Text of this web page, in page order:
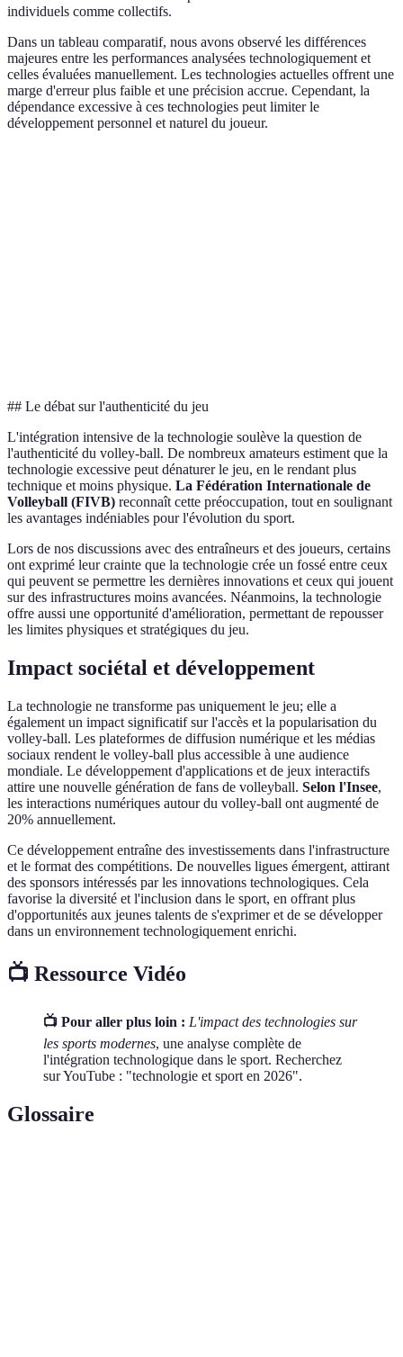
individuels comme collectifs.
Dans un tableau comparatif, nous avons observé les différences
majeures entre les performances analysées technologiquement et
celles évaluées manuellement. Les technologies actuelles offrent une
marge d'erreur plus faible et une précision accrue. Cependant, la
dépendance excessive à ces technologies peut limiter le
développement personnel et naturel du joueur.
## Le débat sur l'authenticité du jeu
L'intégration intensive de la technologie soulève la question de
l'authenticité du volley-ball. De nombreux amateurs estiment que la
technologie excessive peut dénaturer le jeu, en le rendant plus
technique et moins physique. La Fédération Internationale de
Volleyball (FIVB) reconnaît cette préoccupation, tout en soulignant
les avantages indéniables pour l'évolution du sport.
Lors de nos discussions avec des entraîneurs et des joueurs, certains
ont exprimé leur crainte que la technologie crée un fossé entre ceux
qui peuvent se permettre les dernières innovations et ceux qui jouent
sur des infrastructures moins avancées. Néanmoins, la technologie
offre aussi une opportunité d'amélioration, permettant de repousser
les limites physiques et stratégiques du jeu.
Impact sociétal et développement
La technologie ne transforme pas uniquement le jeu; elle a
également un impact significatif sur l'accès et la popularisation du
volley-ball. Les plateformes de diffusion numérique et les médias
sociaux rendent le volley-ball plus accessible à une audience
mondiale. Le développement d'applications et de jeux interactifs
attire une nouvelle génération de fans de volleyball. Selon l'Insee,
les interactions numériques autour du volley-ball ont augmenté de
20% annuellement.
Ce développement entraîne des investissements dans l'infrastructure
et le format des compétitions. De nouvelles ligues émergent, attirant
des sponsors intéressés par les innovations technologiques. Cela
favorise la diversité et l'inclusion dans le sport, en offrant plus
d'opportunités aux jeunes talents de s'exprimer et de se développer
dans un environnement technologiquement enrichi.
📺 Ressource Vidéo
📺 Pour aller plus loin : L'impact des technologies sur
les sports modernes, une analyse complète de
l'intégration technologique dans le sport. Recherchez
sur YouTube : "technologie et sport en 2026".
Glossaire